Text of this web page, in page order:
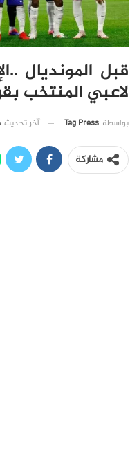
قبل المونديال
لاعبي المنتخب
بواسطة Tag Press آخر تحديث
مشاركة